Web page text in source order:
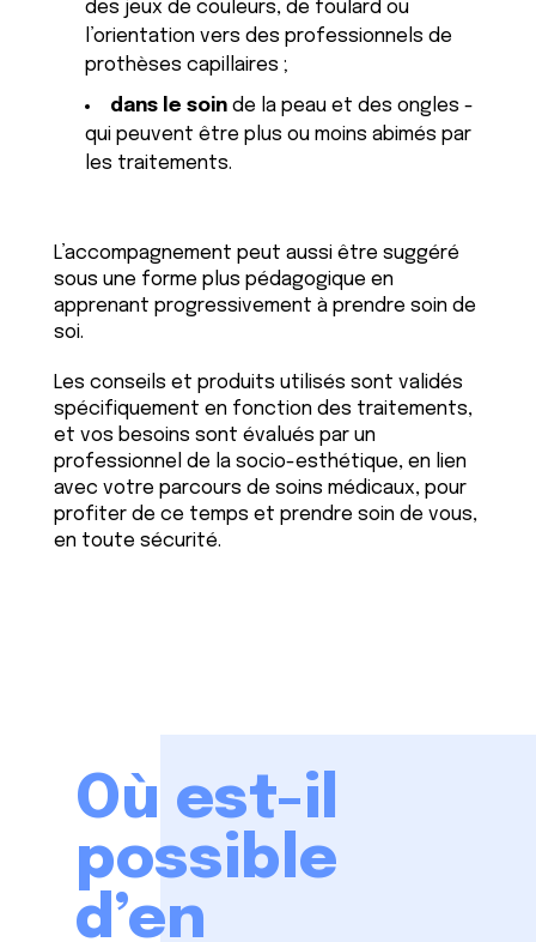
des jeux de couleurs, de foulard ou
l’orientation vers des professionnels de
prothèses capillaires ;
dans le soinde la peau et des ongles -
qui peuvent être plus ou moins abimés par
les traitements.
L’accompagnement peut aussi être suggéré
sous une forme plus pédagogique en
apprenant progressivement à prendre soin de
soi.
Les conseils et produits utilisés sont validés
spécifiquement en fonction des traitements,
et vos besoins sont évalués par un
professionnel de la socio-esthétique, en lien
avec votre parcours de soins médicaux, pour
profiter de ce temps et prendre soin de vous,
en toute sécurité.
Où est-il
possible
d’en